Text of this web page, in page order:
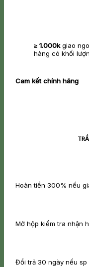
≥ 1.000kgiao
hàng có khối
Cam kết chính hãng
Hoàn tiền 300% nếu
Mở hộp kiểm tra nhận
Đổi trả 30 ngày nếu sp